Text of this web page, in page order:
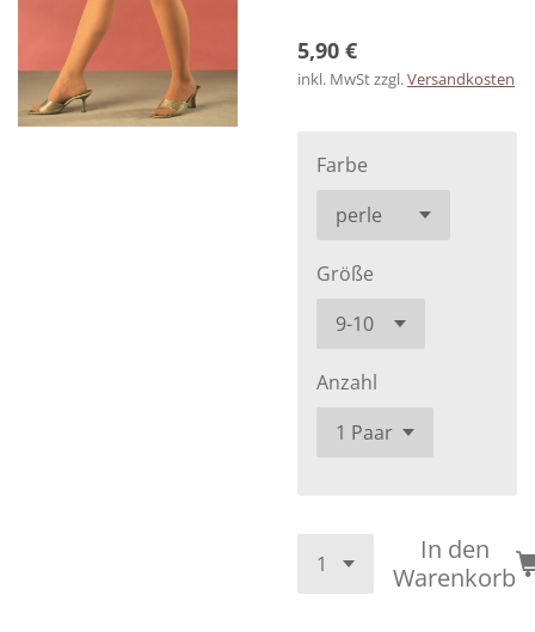
5,90 €
inkl. MwSt zzgl.Versandkosten
Farbe
Größe
Anzahl
In den
Warenkorb